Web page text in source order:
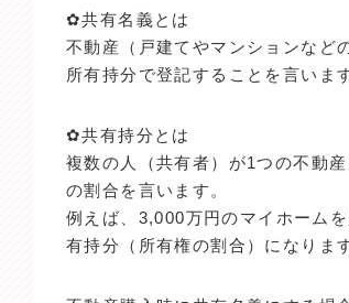
✿共有名義とは
不動産（戸建てやマンションなど
所有持分で登記することを言いま
✿共有持分とは
複数の人（共有者）が1つの不動
の割合を言います。
例えば、3,000万円のマイホーム
有持分（所有権の割合）になりま